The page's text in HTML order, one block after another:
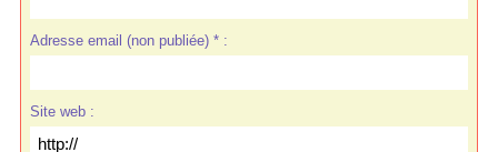
Adresse email (non publiée) * :
Site web :